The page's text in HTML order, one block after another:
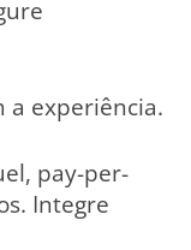
a experiência.
pay-per-
Integre